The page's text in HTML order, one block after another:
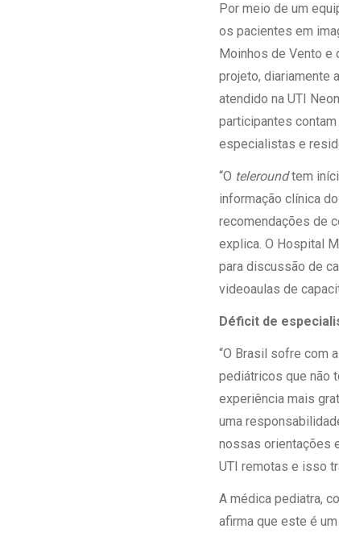
Por meio de um
os pacientes em
Moinhos de Vento e
projeto, diariamente
atendido na UTI
participantes
especialistas e
“O teleroundtem
informação clínica
recomendações de
explica. O Hospital
para discussão de
videoaulas de
Déficit de
“O Brasil sofre com
pediátricos que não
experiência mais
uma
nossas orientações
UTI remotas e isso
A médica pediatra,
afirma que este é